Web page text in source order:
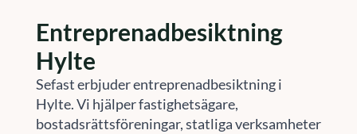
Entreprenadbesiktning
Hylte
Sefast erbjuder entreprenadbesiktning i
Hylte. Vi hjälper fastighetsägare,
bostadsrättsföreningar, statliga verksamheter